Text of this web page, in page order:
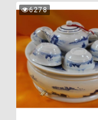
(變
項
後
將
新
載
6278
次
一
茶
組